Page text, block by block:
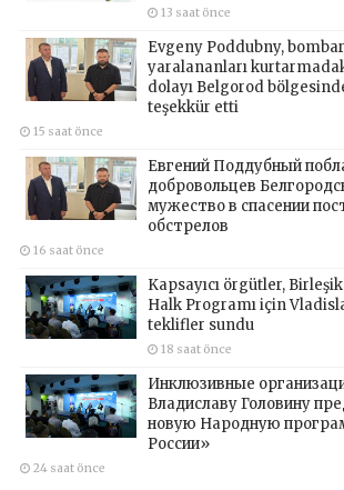
13 saat önce
Evgeny Poddubny,
yaralananları
dolayı Belgorod
teşekkür etti
15 saat önce
Евгений Поддубный
добровольцев
мужество в спасении
обстрелов
16 saat önce
Kapsayıcı örgütler,
Halk Programı için
teklifler sundu
18 saat önce
Инклюзивные
Владиславу Головину
новую Народную
России»
24 saat önce